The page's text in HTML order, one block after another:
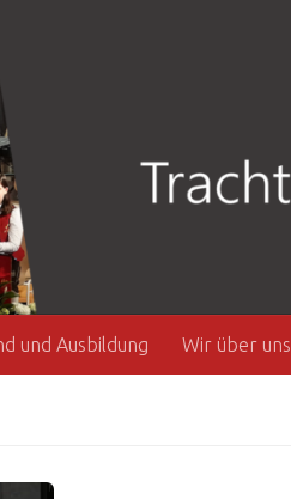
und Ausbildung Wir über uns